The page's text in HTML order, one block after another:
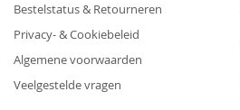
Bestelstatus & Retourneren
Privacy- & Cookiebeleid
Algemene voorwaarden
Veelgestelde vragen